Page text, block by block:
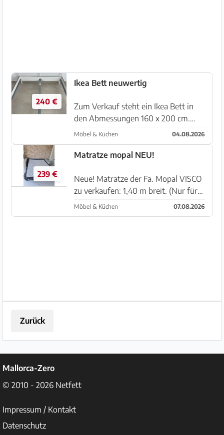
240 €
Ikea Bett neuwertig
Zum Verkauf steht ein Ikea Bett in
den Abmessungen 160 x 200 cm.
Ausführung Aluminium/Holz in
Weiß mit Lattenrost. Dieses Bett
befindet sich bei uns im
Wochen in d...
Möbel & Küchen 04.08.2026
239 €
Matratze mopal NEU!
Neue! Matratze der Fa. Mopal VISCO
zu verkaufen: 1,40 m breit. (Nur für
Foto ausgepackt) Mit Rechnung.
Neupreis 330 Euro. Abholung Sa
Möbel & Küchen 07.08.2026
Zurück
Mallorca-Zero
© 2010 - 2026 Netfett
Impressum / Kontakt
Datenschutz